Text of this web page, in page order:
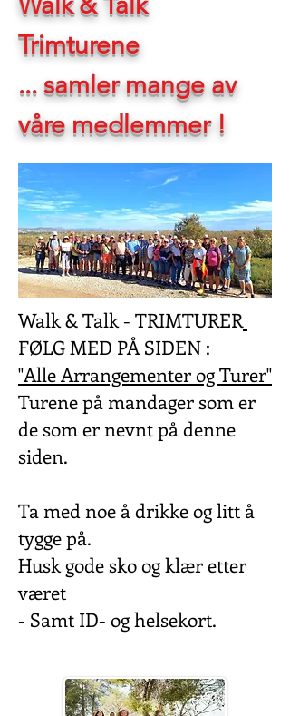
Trimturene
... samler mange av
våre medlemmer !
Walk & Talk - TRIMTURER
FØLG MED PÅ SIDEN :
"Alle Arrangementer og Turer"
Turene på mandager som er
de som er nevnt på denne
siden.
Ta med noe å drikke og litt å
tygge på.
Husk gode sko og klær etter
været
- Samt ID- og helsekort.